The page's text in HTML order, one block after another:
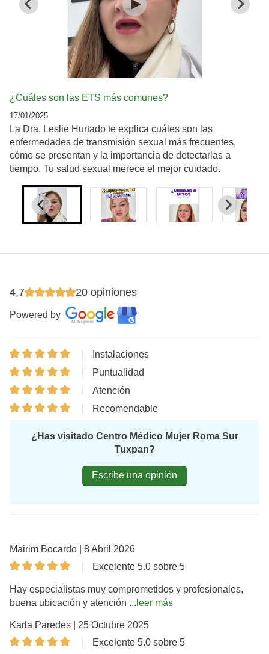
¿Cuáles son las ETS más comunes?
17/01/2025
La Dra. Leslie Hurtado te explica cuáles son las
enfermedades de transmisión sexual más frecuentes,
cómo se presentan y la importancia de detectarlas a
tiempo. Tu salud sexual merece el mejor cuidado.
4,7 20 opiniones
Powered by
Instalaciones
Puntualidad
Atención
Recomendable
¿Has visitado Centro Médico Mujer Roma Sur
Tuxpan?
Escribe una opinión
Mairim Bocardo | 8 Abril 2026
Excelente 5.0 sobre 5
Hay especialistas muy comprometidos y profesionales,
buena ubicación y atención ... leer más
Karla Paredes | 25 Octubre 2025
Excelente 5.0 sobre 5